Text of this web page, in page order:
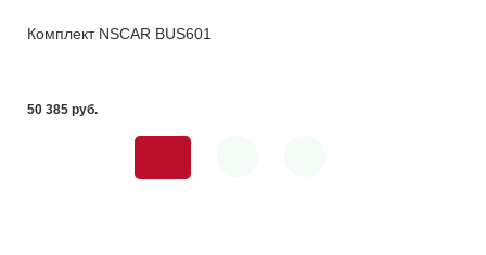
Комплект NSCAR BUS601
50 385 pуб.